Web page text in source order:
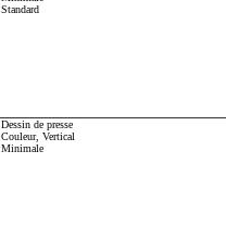
Standard
Dessin de presse
Couleur, Vertical
Minimale